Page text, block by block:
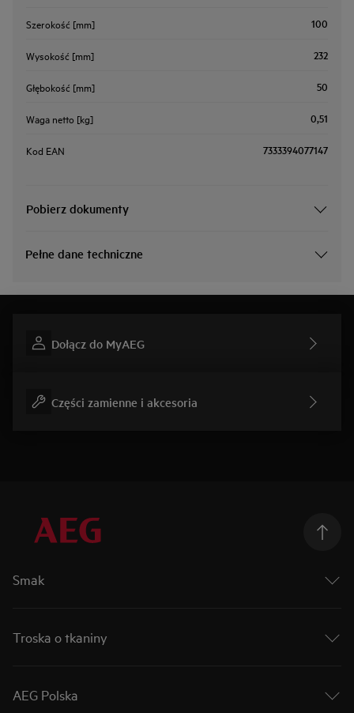
Szerokość [mm] 100
Wysokość [mm] 232
Głębokość [mm] 50
Waga netto [kg] 0,51
Kod EAN 7333394077147
Pobierz dokumenty
Pełne dane techniczne
Dołącz do MyAEG
Części zamienne i akcesoria
Smak
Mastery Collection
Connectivity
Piekarniki parowe
Troska o tkaniny
Nowa linia urządzeń pralniczych
Aplikacja My AEG
AEG Polska